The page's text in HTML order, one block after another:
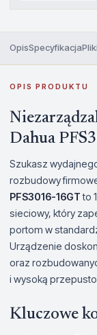
OpisSpecyfikacja
OPIS PRODUKTU
Dahua
Szukasz
rozbudowy
PFS3016-16GTto
sieciowy, który
portom w
Urządzenie
oraz
i wysoką
Kluczowe